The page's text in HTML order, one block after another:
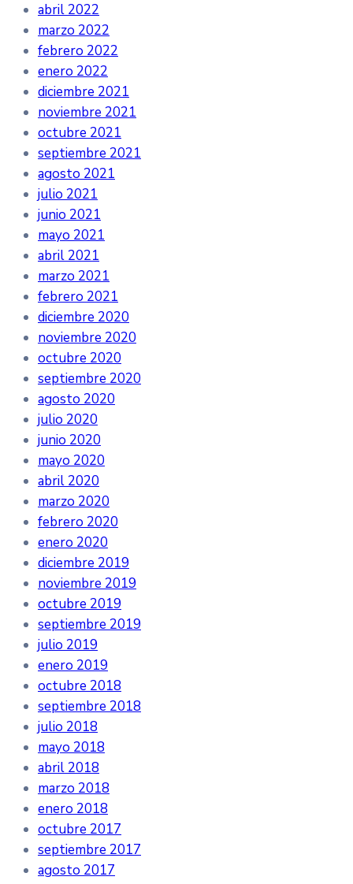
abril 2022
marzo 2022
febrero 2022
enero 2022
diciembre 2021
noviembre 2021
octubre 2021
septiembre 2021
agosto 2021
julio 2021
junio 2021
mayo 2021
abril 2021
marzo 2021
febrero 2021
diciembre 2020
noviembre 2020
octubre 2020
septiembre 2020
agosto 2020
julio 2020
junio 2020
mayo 2020
abril 2020
marzo 2020
febrero 2020
enero 2020
diciembre 2019
noviembre 2019
octubre 2019
septiembre 2019
julio 2019
enero 2019
octubre 2018
septiembre 2018
julio 2018
mayo 2018
abril 2018
marzo 2018
enero 2018
octubre 2017
septiembre 2017
agosto 2017